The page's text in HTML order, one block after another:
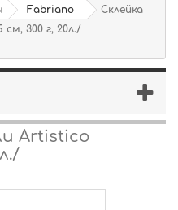
Fabriano
Склейка
см, 300 г, 20л./
Artistico